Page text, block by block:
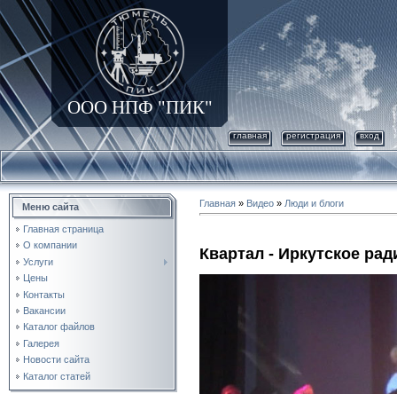
ООО НПФ "ПИК"
главная регистрация вход
Меню сайта
Главная страница
О компании
Услуги
Цены
Контакты
Вакансии
Каталог файлов
Галерея
Новости сайта
Каталог статей
Главная » Видео » Люди и блоги
Квартал - Иркутское